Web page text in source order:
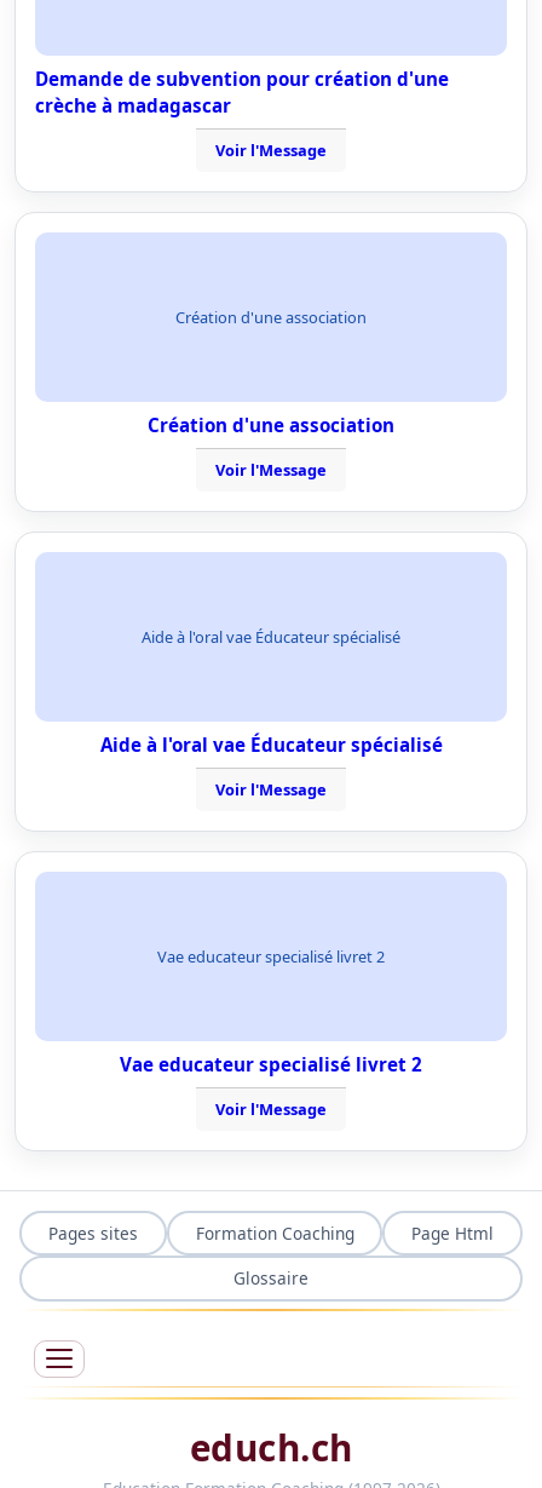
Demande de subvention pour création d'une
crèche à madagascar
Voir l'Message
Création d'une association
Création d'une association
Voir l'Message
Aide à l'oral vae Éducateur spécialisé
Aide à l'oral vae Éducateur spécialisé
Voir l'Message
Vae educateur specialisé livret 2
Vae educateur specialisé livret 2
Voir l'Message
Pages sites Formation Coaching
Page Html
Glossaire
educh.ch